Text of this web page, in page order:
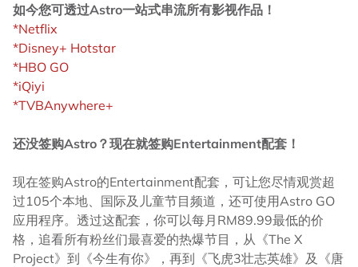
如今您可透过Astro一站式串流所有影视作品！
*Netflix
*Disney+ Hotstar
*HBO GO
*iQiyi
*TVBAnywhere+
还没签购Astro？现在就签购Entertainment配套！
现在签购Astro的Entertainment配套，可让您尽情观赏超
过105个本地、国际及儿童节目频道，还可使用Astro GO
应用程序。透过这配套，你可以每月RM89.99最低的价
格，追看所有粉丝们最喜爱的热爆节目，从《The X
Project》到《今生有你》，再到《飞虎3壮志英雄》及《唐